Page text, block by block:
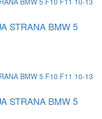
STRANA BMW 5
STRANA BMW 5